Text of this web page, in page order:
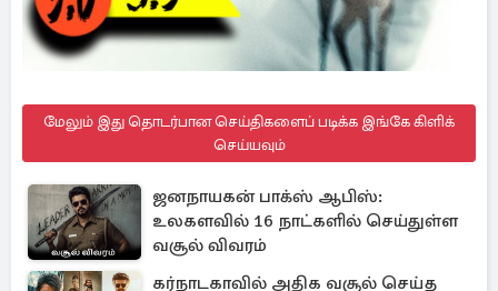
மேலும் இது தொடர்பான செய்திகளைப் படிக்க இங்கே கிளிக்
செய்யவும்
ஜனநாயகன் பாக்ஸ் ஆபிஸ்:
உலகளவில் 16 நாட்களில் செய்துள்ள
வசூல் விவரம்
கர்நாடகாவில் அதிக வசூல் செய்த